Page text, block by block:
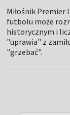
Miłośnik Premier
futbolu może
historycznym i
"uprawia" z
"grzebać".